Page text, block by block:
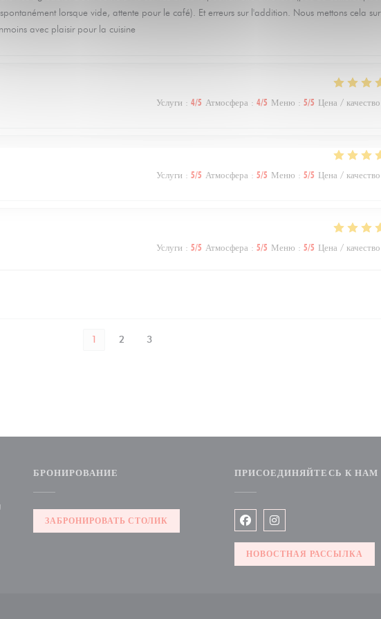
lorsque vide, attente pour le café). Et erreurs sur l'addition. Nous mettons cela
avec plaisir pour la cuisine
Услуги : 4/5 Атмосфера : 4/5 Меню : 5/5 Цена / качество
Услуги : 5/5 Атмосфера : 5/5 Меню : 5/5 Цена / качество
Услуги : 5/5 Атмосфера : 5/5 Меню : 5/5 Цена / качество
1 2 3
БРОНИРОВАНИЕ
ЗАБРОНИРОВАТЬ СТОЛИК
ПРИСОЕДИНЯЙТЕСЬ К НАМ
Facebook ((открывается в
Instagram
НОВОСТНАЯ РАССЫЛКА